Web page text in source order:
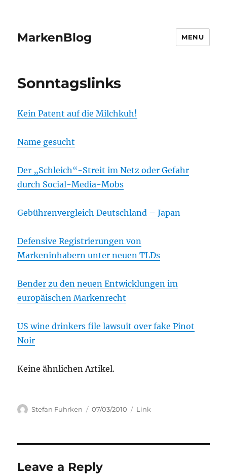
MarkenBlog MENU
Sonntagslinks
Kein Patent auf die Milchkuh!
Name gesucht
Der „Schleich“-Streit im Netz oder Gefahr
durch Social-Media-Mobs
Gebührenvergleich Deutschland – Japan
Defensive Registrierungen von
Markeninhabern unter neuen TLDs
Bender zu den neuen Entwicklungen im
europäischen Markenrecht
US wine drinkers file lawsuit over fake Pinot
Noir
Keine ähnlichen Artikel.
Author
Stefan Fuhrken
Posted
07/03/2010 Categories
Link
Leave a Reply